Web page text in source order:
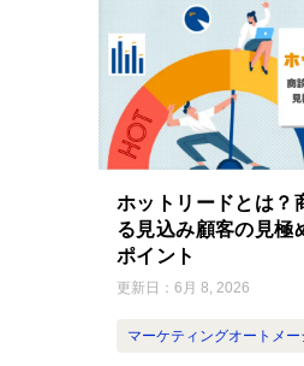
ホットリードとは？
る見込み顧客の見極
ポイント
更新日： 6月 8, 2026
マーケティングオートメー